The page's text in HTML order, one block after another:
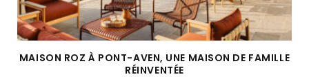
MAISON ROZ À PONT-AVEN, UNE MAISON DE FAMILLE
RÉINVENTÉE